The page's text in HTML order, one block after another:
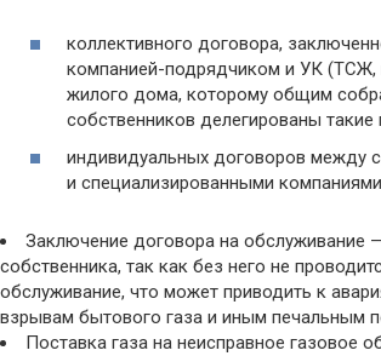
коллективного договора,
компанией-подрядчиком и УК (ТСЖ,
жилого дома, которому общим
собственников делегированы такие
индивидуальных договоров между
и специализированными
Заключение договора на обслуживание
собственника, так как без него не
обслуживание, что может приводить к
взрывам бытового газа и иным печальным
Поставка газа на неисправное газовое